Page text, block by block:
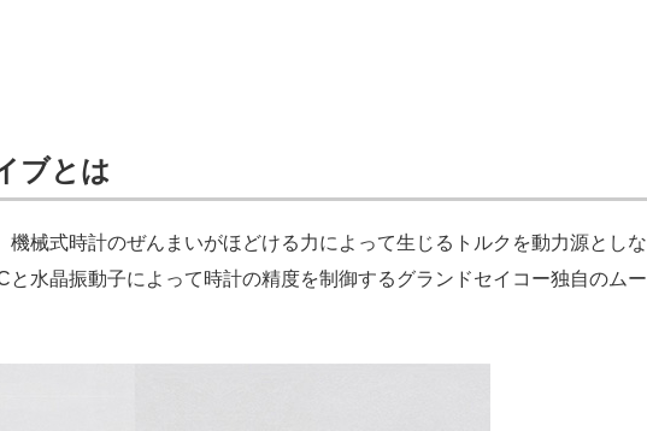
ブとは
械式時計のぜんまいがほどける力によって生じるトルクを動力源としな
と水晶振動子によって時計の精度を制御するグランドセイコー独自のムー